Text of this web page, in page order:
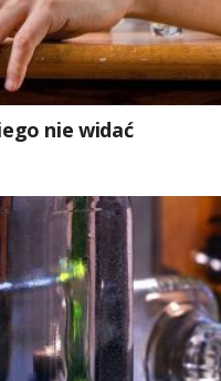
nie widać